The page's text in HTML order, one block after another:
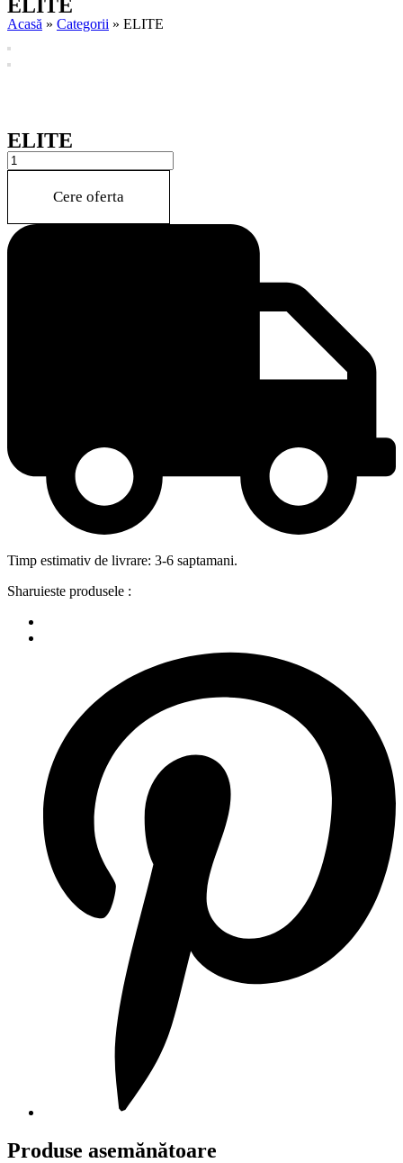
ELITE
Acasă » Categorii » ELITE
ELITE
ELITE
quantity
Cere oferta
Timp estimativ de livrare: 3-6 saptamani.
Sharuieste produsele :
Produse asemănătoare